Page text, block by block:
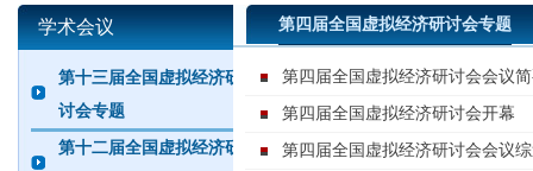
学术会议
第十三届全国虚拟经济研
讨会专题
第十二届全国虚拟经济研
第四届全国虚拟经济研讨会专题
第四届全国虚拟经济研讨会会议
第四届全国虚拟经济研讨会开幕
第四届全国虚拟经济研讨会会议